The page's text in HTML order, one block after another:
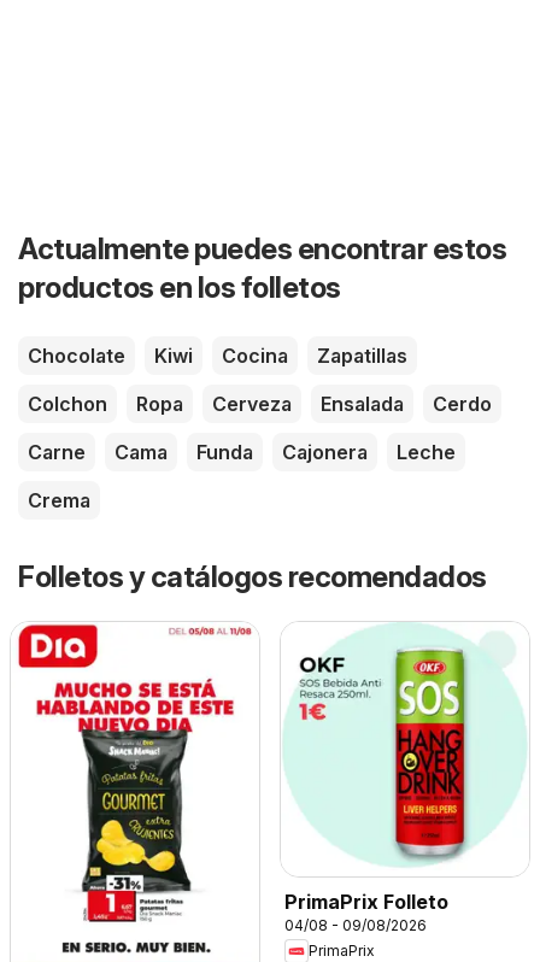
Actualmente puedes encontrar estos
productos en los folletos
Chocolate Kiwi Cocina
Zapatillas
Colchon
Ropa Cerveza Ensalada
Cerdo
Carne
Cama Funda Cajonera
Leche
Crema
Folletos y catálogos recomendados
PrimaPrix Folleto
04/08 - 09/08/2026
PrimaPrix